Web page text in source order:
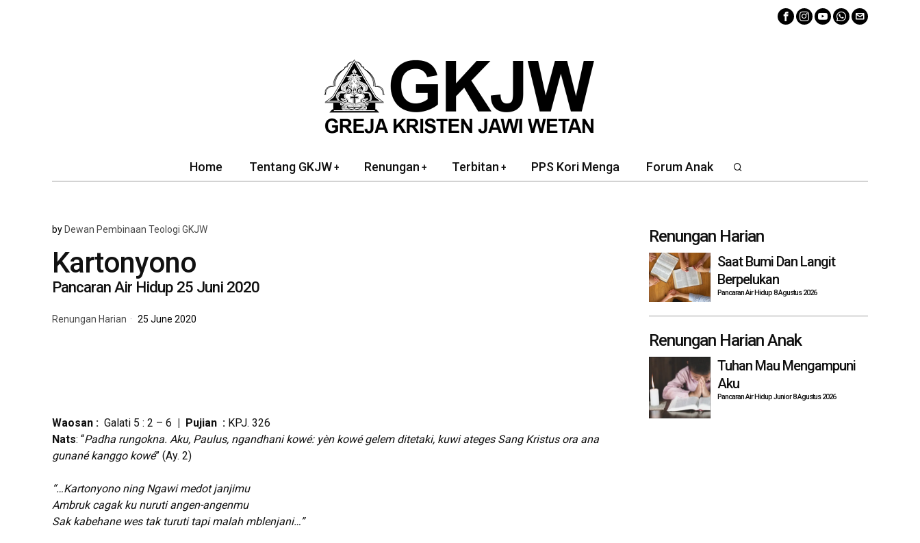
Home Tentang GKJW Renungan Terbitan PPS Kori Menga Forum Anak
by Dewan Pembinaan Teologi GKJW
Kartonyono
Pancaran Air Hidup 25 Juni 2020
Renungan Harian 25 June 2020
Waosan : Galati 5 : 2 – 6 | Pujian : KPJ. 326
Nats: “Padha rungokna. Aku, Paulus, ngandhani kowé: yèn kowé gelem ditetaki, kuwi ateges Sang Kristus ora ana
gunané kanggo kowé” (Ay. 2)
“…Kartonyono ning Ngawi medot janjimu
Ambruk cagak ku nuruti angen-angenmu
Sak kabehane wes tak turuti tapi malah mblenjani…”
Renungan Harian
Saat Bumi Dan Langit
Berpelukan
Pancaran Air Hidup 8 Agustus 2026
Renungan Harian Anak
Tuhan Mau Mengampuni
Aku
Pancaran Air Hidup Junior 8 Agustus 2026